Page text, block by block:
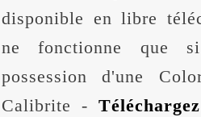
disponible en libre
ne fonctionne que
possession d'une
Calibrite -